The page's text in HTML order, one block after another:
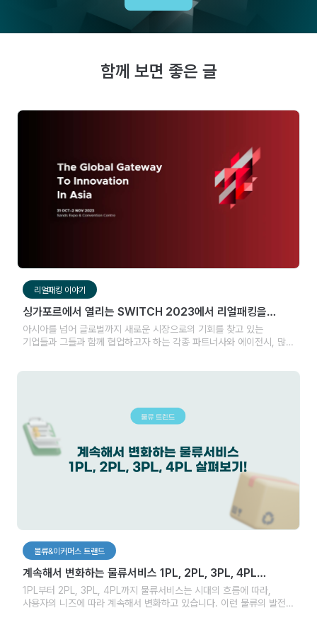
함께 보면 좋은 글
리얼패킹 이야기
싱가포르에서 열리는 SWITCH 2023에서 리얼패킹을
만나보세요!
아시아를 넘어 글로벌까지 새로운 시장으로의 기회를 찾고 있는
기업들과 그들과 함께 협업하고자 하는 각종 파트너사와 에이전시, 많은
물류&이커머스 트랜드
계속해서 변화하는 물류서비스 1PL, 2PL, 3PL, 4PL
살펴보기!
1PL부터 2PL, 3PL, 4PL까지 물류서비스는 시대의 흐름에 따라,
사용자의 니즈에 따라 계속해서 변화하고 있습니다. 이런 물류의 발전은